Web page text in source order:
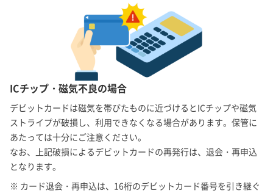
ICチップ・磁気不良の場合
デビットカードは磁気を帯びたものに近づけるとICチップや磁気
ストライプが破損し、利用できなくなる場合があります。保管に
あたっては十分にご注意ください。
なお、上記破損によるデビットカードの再発行は、退会・再申込
となります。
※ カード退会・再申込は、16桁のデビットカード番号を引き継ぐ